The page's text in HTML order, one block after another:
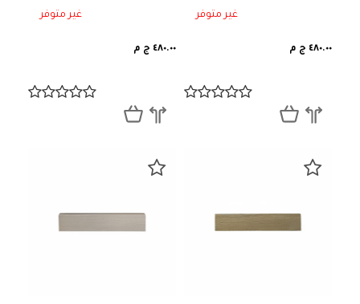
غير متوفر
٤٨٠.٠٠ ج م
غير متوفر
٤٨٠.٠٠ ج م